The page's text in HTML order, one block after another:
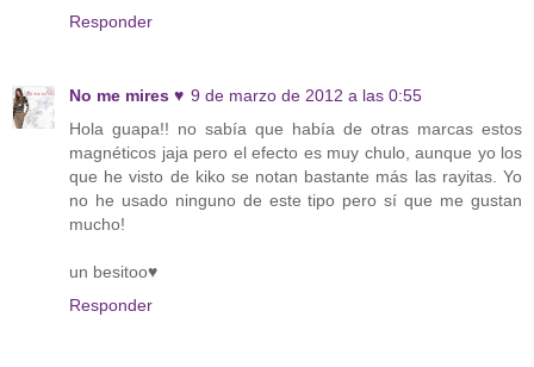
Responder
No me mires ♥ 9 de marzo de 2012 a las 0:55
Hola guapa!! no sabía que había de otras marcas estos
magnéticos jaja pero el efecto es muy chulo, aunque yo los
que he visto de kiko se notan bastante más las rayitas. Yo
no he usado ninguno de este tipo pero sí que me gustan
mucho!
un besitoo♥
Responder